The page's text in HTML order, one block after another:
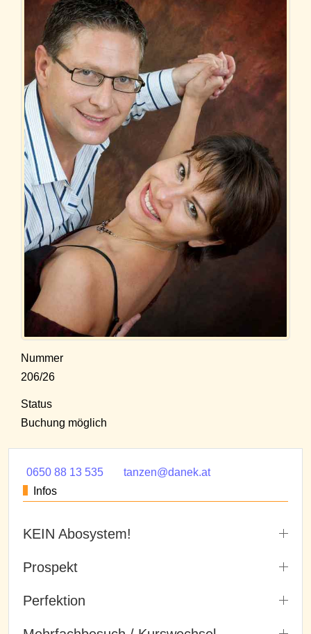
Nummer
206/26
Status
Buchung möglich
0650 88 13 535
tanzen@danek.at
Infos
KEIN Abosystem!
Prospekt
Perfektion